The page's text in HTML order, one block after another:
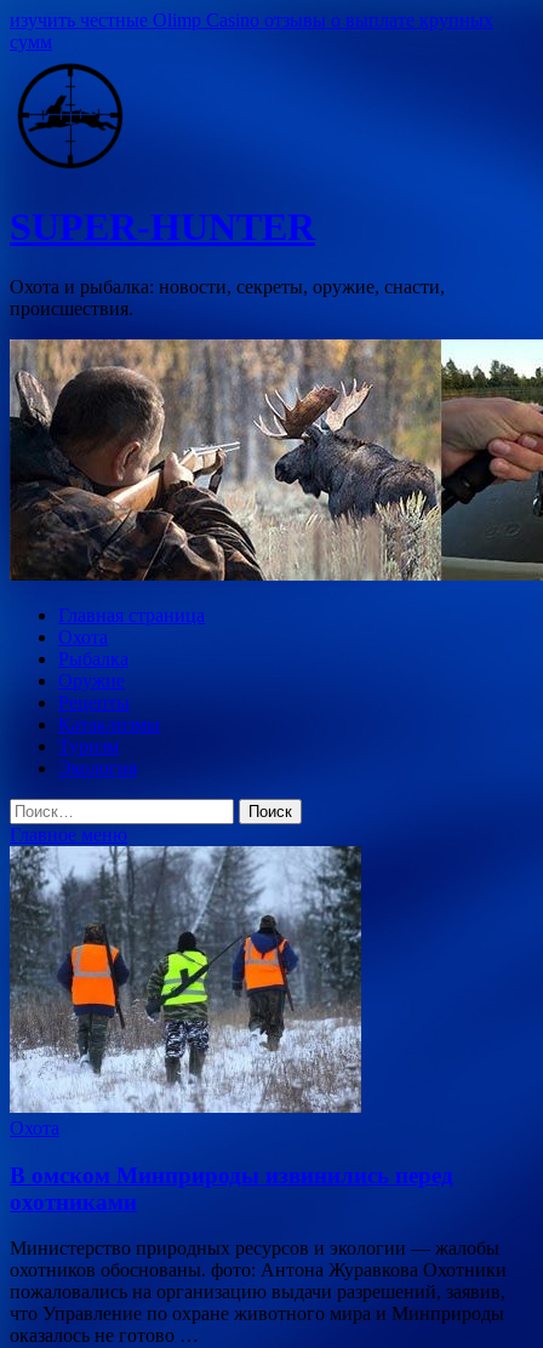
Перейти
к
содержимому
изучить честные Olimp Casino отзывы о выплате крупных
сумм
SUPER-HUNTER
Охота и рыбалка: новости, секреты, оружие, снасти,
происшествия.
Главная страница
Охота
Рыбалка
Оружие
Рецепты
Катаклизмы
Туризм
Экология
Найти:
Главное меню
Охота
В омском Минприроды извинились перед
охотниками
Министерство природных ресурсов и экологии — жалобы
охотников обоснованы. фото: Антона Журавкова Охотники
пожаловались на организацию выдачи разрешений, заявив,
что Управление по охране животного мира и Минприроды
оказалось не готово …